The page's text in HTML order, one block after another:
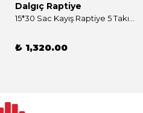
Dalgıç Raptiye
₺ 1,320.00